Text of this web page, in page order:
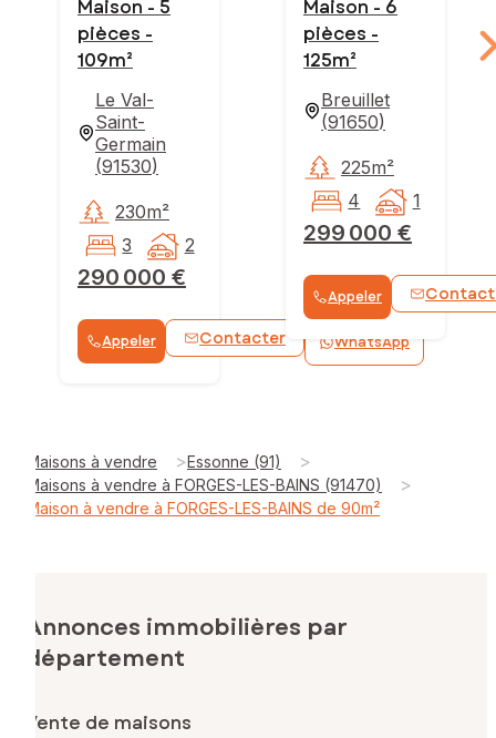
Maison - 5
pièces -
109m²
Le Val-
Saint-
Germain
(91530)
290 000 €
230m²
3
2
Appeler Contacter WhatsApp
Maison - 6
pièces -
125m²
Breuillet
(91650)
299 000 €
225m²
4
1
Appeler
Maisons à vendre >Essonne (91) >
Maisons à vendre à FORGES-LES-BAINS (91470) >
Maison à vendre à FORGES-LES-BAINS de 90m²
Annonces immobilières par
département
Vente de maisons